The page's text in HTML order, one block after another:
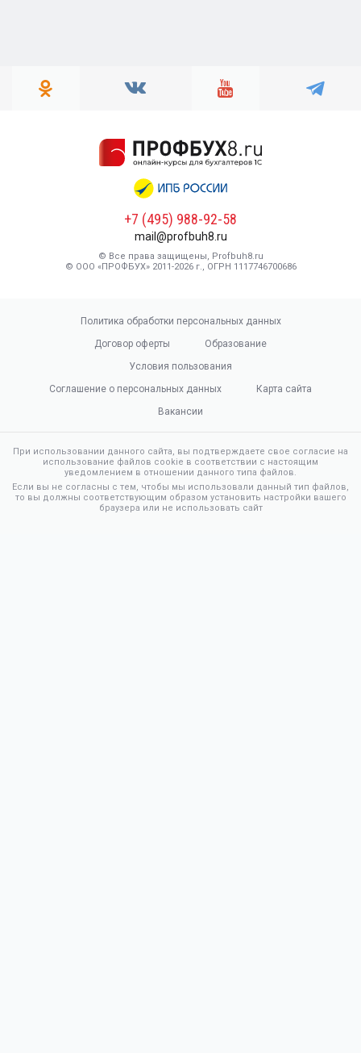
+7 (495) 988-92-58
mail@profbuh8.ru
© Все права защищены, Profbuh8.ru
© ООО «ПРОФБУХ» 2011-2026 г., ОГРН 1117746700686
Политика обработки персональных данных
Договор оферты
Образование
Условия пользования
Соглашение о персональных данных
Карта сайта
Вакансии
При использовании данного сайта, вы подтверждаете свое согласие на
использование файлов cookie в соответствии с настоящим
уведомлением в отношении данного типа файлов.
Если вы не согласны с тем, чтобы мы использовали данный тип файлов,
то вы должны соответствующим образом установить настройки вашего
браузера или не использовать сайт